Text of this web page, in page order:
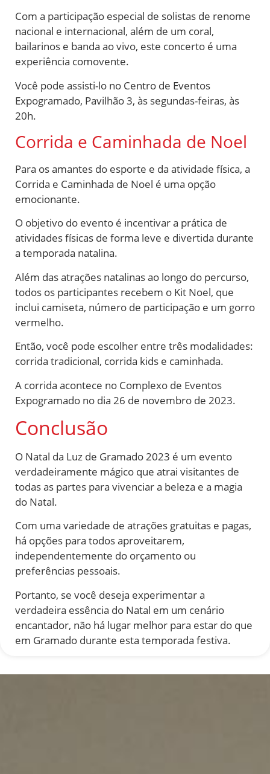
Com a participação especial de solistas de renome
nacional e internacional, além de um coral,
bailarinos e banda ao vivo, este concerto é uma
experiência comovente.
Você pode assisti-lo no Centro de Eventos
Expogramado, Pavilhão 3, às segundas-feiras, às
20h.
Corrida e Caminhada de Noel
Para os amantes do esporte e da atividade física, a
Corrida e Caminhada de Noel é uma opção
emocionante.
O objetivo do evento é incentivar a prática de
atividades físicas de forma leve e divertida durante
a temporada natalina.
Além das atrações natalinas ao longo do percurso,
todos os participantes recebem o Kit Noel, que
inclui camiseta, número de participação e um gorro
vermelho.
Então, você pode escolher entre três modalidades:
corrida tradicional, corrida kids e caminhada.
A corrida acontece no Complexo de Eventos
Expogramado no dia 26 de novembro de 2023.
Conclusão
O Natal da Luz de Gramado 2023 é um evento
verdadeiramente mágico que atrai visitantes de
todas as partes para vivenciar a beleza e a magia
do Natal.
Com uma variedade de atrações gratuitas e pagas,
há opções para todos aproveitarem,
independentemente do orçamento ou
preferências pessoais.
Portanto, se você deseja experimentar a
verdadeira essência do Natal em um cenário
encantador, não há lugar melhor para estar do que
em Gramado durante esta temporada festiva.